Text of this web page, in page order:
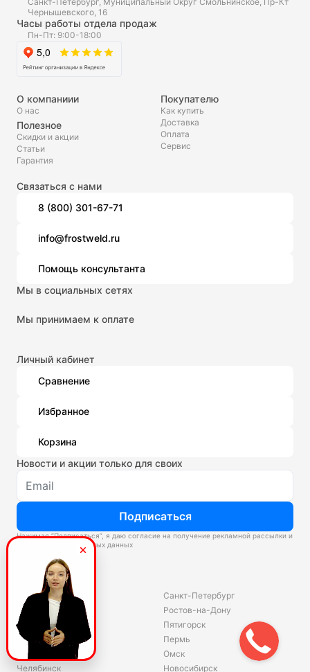
Чернышевского, 16
Часы работы отдела продаж
Пн-Пт: 9:00-18:00
О компаниии
О нас
Полезное
Скидки и акции
Статьи
Гарантия
Покупателю
Как купить
Доставка
Оплата
Сервис
Связаться с нами
8 (800) 301-67-71
info@frostweld.ru
Помощь консультанта
Мы в социальных сетях
Мы принимаем к оплате
Личный кабинет
Сравнение
Избранное
Корзина
Новости и акции только для своих
Подписаться
Нажимая “Подписаться”, я даю согласие на получение рекламной рассылки и
обработку персональных данных
Склады
Владивосток
Екатеринбург
Красноярск
Волгоград
Ярославль
Челябинск
Санкт-Петербург
Ростов-на-Дону
Пятигорск
Пермь
Омск
Новосибирск